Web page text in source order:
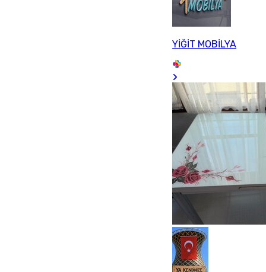
YİĞİT MOBİLYA